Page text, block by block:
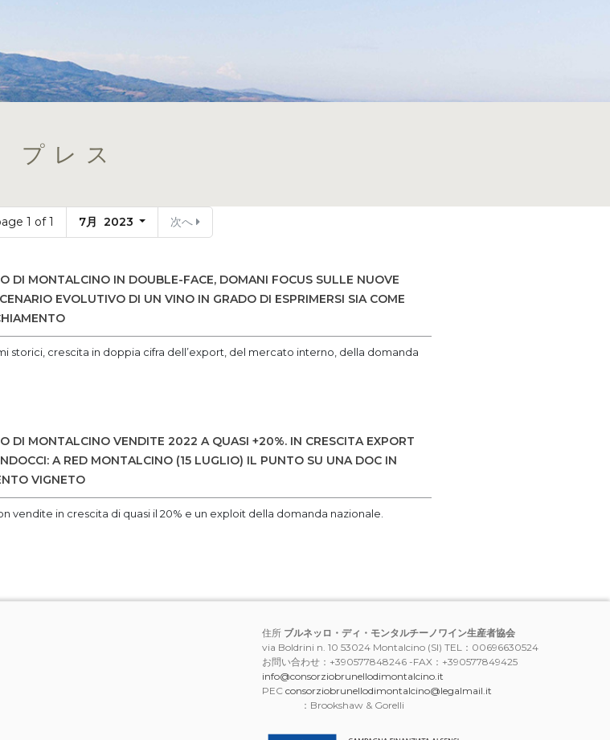
プレス
1 of 1 7月 2023 次へ
DI MONTALCINO IN DOUBLE-FACE, DOMANI FOCUS SULLE NUOVE
EVOLUTIVO DI UN VINO IN GRADO DI ESPRIMERSI SIA COME
storici, crescita in doppia cifra dell’export, del mercato interno, della domanda
DI MONTALCINO VENDITE 2022 A QUASI +20%. IN CRESCITA EXPORT
A RED MONTALCINO (15 LUGLIO) IL PUNTO SU UNA DOC IN
VIGNETO
vendite in crescita di quasi il 20% e un exploit della domanda nazionale.
住所 ブルネッロ・ディ・モンタルチーノワイン生産者協会
via Boldrini n. 10 53024 Montalcino (SI) TEL：00696630524
お問い合わせ：+390577848246 -FAX：+390577849425
info@consorziobrunellodimontalcino.it
PEC consorziobrunellodimontalcino@legalmail.it
：Brookshaw & Gorelli